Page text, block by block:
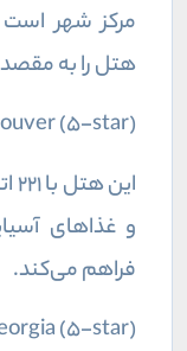
مرکز شهر
هتل را به
(5-star)
و غذاهای
فراهم می‌کند.
(5-star)